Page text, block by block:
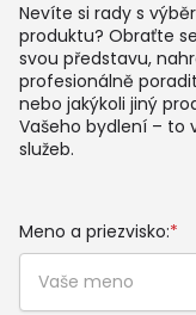
Nevíte si rady s
produktu? Obraťte
svou představu,
profesionálně
nebo jakýkoli jiný
Vašeho bydlení – to
služeb.
Meno a priezvisko:*